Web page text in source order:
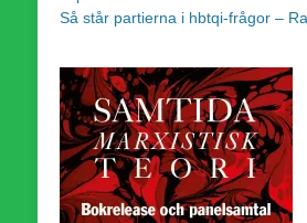
Så står partierna i hbtqi-frågor –